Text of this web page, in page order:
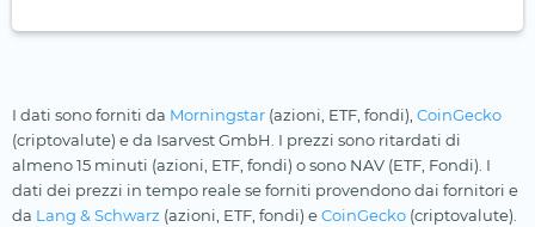
I dati sono forniti da Morningstar (azioni, ETF, fondi), CoinGecko
(criptovalute) e da Isarvest GmbH. I prezzi sono ritardati di
almeno 15 minuti (azioni, ETF, fondi) o sono NAV (ETF, Fondi). I
dati dei prezzi in tempo reale se forniti provendono dai fornitori e
da Lang & Schwarz (azioni, ETF, fondi) eCoinGecko (criptovalute).